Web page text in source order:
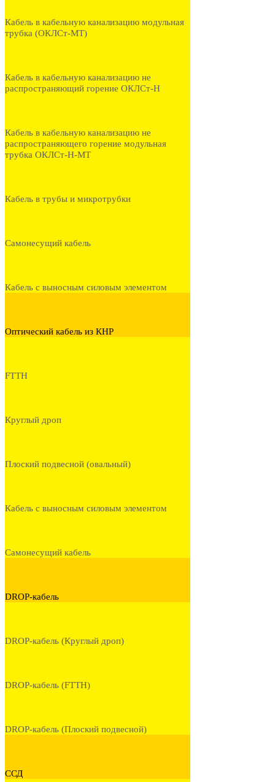
Кабель в кабельную канализацию модульная
трубка (ОКЛСт-МТ)
Кабель в кабельную канализацию не
распространяющий горение ОКЛСт-Н
Кабель в кабельную канализацию не
распространяющего горение модульная
трубка ОКЛСт-Н-МТ
Кабель в трубы и микротрубки
Самонесущий кабель
Кабель с выносным силовым элементом
Оптический кабель из КНР
FTTH
Круглый дроп
Плоский подвесной (овальный)
Кабель с выносным силовым элементом
Самонесущий кабель
DROP-кабель
DROP-кабель (Круглый дроп)
DROP-кабель (FTTH)
DROP-кабель (Плоский подвесной)
ССД